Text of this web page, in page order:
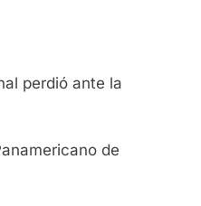
perdió ante la
de